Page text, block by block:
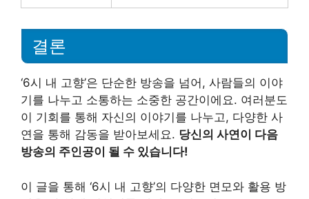
결론
‘6시 내 고향’은 단순한 방송을 넘어, 사람들의 이야
기를 나누고 소통하는 소중한 공간이에요. 여러분도
이 기회를 통해 자신의 이야기를 나누고, 다양한 사
연을 통해 감동을 받아보세요. 당신의 사연이 다음
방송의 주인공이 될 수 있습니다!
이 글을 통해 ‘6시 내 고향’의 다양한 면모와 활용 방